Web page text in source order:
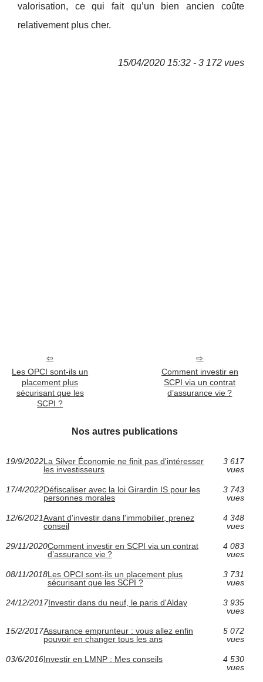
valorisation, ce qui fait qu’un bien ancien coûte
relativement plus cher.
15/04/2020 15:32 - 3 172 vues
Les OPCI sont-ils un
placement plus
sécurisant que les
SCPI ?
Comment investir en
SCPI via un contrat
d’assurance vie ?
Nos autres publications
19/9/2022La Silver Économie ne finit pas d'intéresser
les investisseurs
3 617
vues
17/4/2022Défiscaliser avec la loi Girardin IS pour les
personnes morales
3 743
vues
12/6/2021Avant d'investir dans l'immobilier, prenez
conseil
4 348
vues
29/11/2020Comment investir en SCPI via un contrat
d’assurance vie ?
4 083
vues
08/11/2018Les OPCI sont-ils un placement plus
sécurisant que les SCPI ?
3 731
vues
24/12/2017Investir dans du neuf, le paris d'Alday
3 935
vues
15/2/2017Assurance emprunteur : vous allez enfin
pouvoir en changer tous les ans
5 072
vues
03/6/2016Investir en LMNP : Mes conseils
4 530
vues